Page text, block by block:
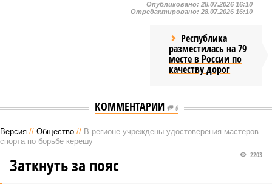
Опубликовано: 28.07.2026 16:10
Отредактировано: 28.07.2026 16:10
Республика
разместилась на 79
месте в России по
качеству дорог
КОММЕНТАРИИ 0
Версия // Общество // В регионе учреждены удостоверения мастеров
спорта по борьбе керешу
2203
Заткнуть за пояс